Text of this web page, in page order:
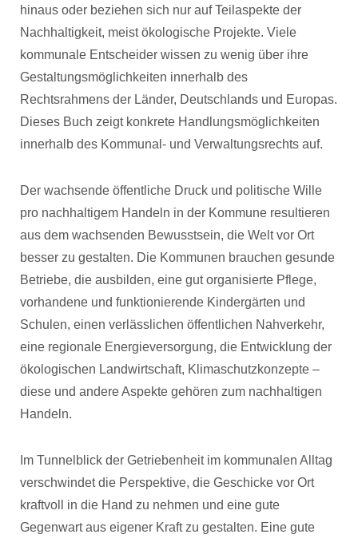
hinaus oder beziehen sich nur auf Teilaspekte der
Nachhaltigkeit, meist ökologische Projekte. Viele
kommunale Entscheider wissen zu wenig über ihre
Gestaltungsmöglichkeiten innerhalb des
Rechtsrahmens der Länder, Deutschlands und Europas.
Dieses Buch zeigt konkrete Handlungsmöglichkeiten
innerhalb des Kommunal- und Verwaltungsrechts auf.
Der wachsende öffentliche Druck und politische Wille
pro nachhaltigem Handeln in der Kommune resultieren
aus dem wachsenden Bewusstsein, die Welt vor Ort
besser zu gestalten. Die Kommunen brauchen gesunde
Betriebe, die ausbilden, eine gut organisierte Pflege,
vorhandene und funktionierende Kindergärten und
Schulen, einen verlässlichen öffentlichen Nahverkehr,
eine regionale Energieversorgung, die Entwicklung der
ökologischen Landwirtschaft, Klimaschutzkonzepte –
diese und andere Aspekte gehören zum nachhaltigen
Handeln.
Im Tunnelblick der Getriebenheit im kommunalen Alltag
verschwindet die Perspektive, die Geschicke vor Ort
kraftvoll in die Hand zu nehmen und eine gute
Gegenwart aus eigener Kraft zu gestalten. Eine gute